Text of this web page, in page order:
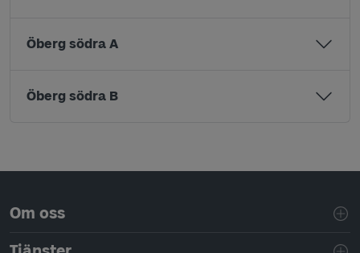
Öberg södra A
Öberg södra B
Sidfotsnavigering
Om oss